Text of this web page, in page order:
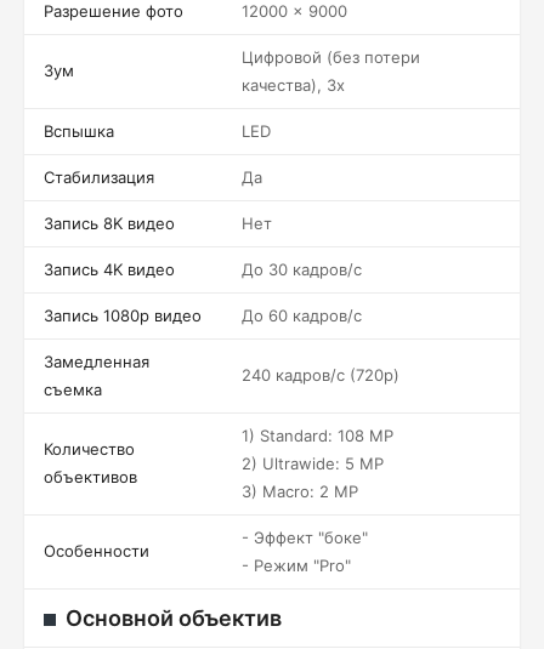
Разрешение фото 12000 x 9000
Зум
Цифровой (без потери
качества), 3x
Вспышка LED
Стабилизация Да
Запись 8K видео Нет
Запись 4K видео До 30 кадров/c
Запись 1080p видео До 60 кадров/c
Замедленная
съемка
240 кадров/c (720p)
Количество
объективов
1) Standard: 108 MP
2) Ultrawide: 5 MP
3) Macro: 2 MP
Особенности
- Эффект "боке"
- Режим "Pro"
Основной объектив